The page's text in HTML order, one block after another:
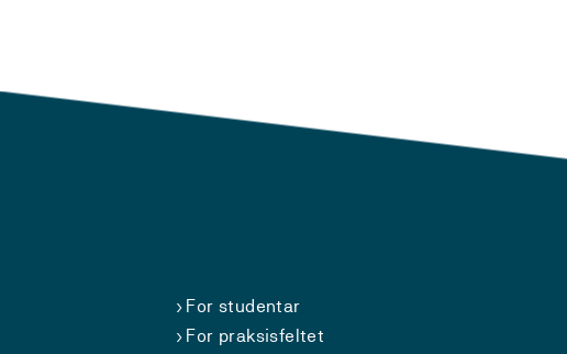
For studentar
For praksisfeltet